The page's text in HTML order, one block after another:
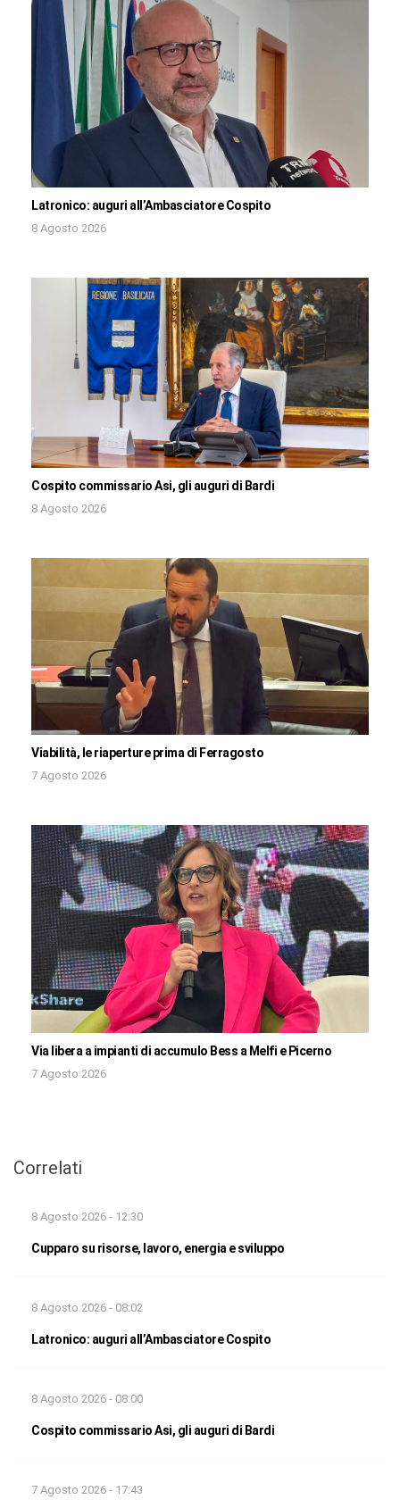
Latronico: auguri all’Ambasciatore Cospito
8 Agosto 2026
Cospito commissario Asi, gli auguri di Bardi
8 Agosto 2026
Viabilità, le riaperture prima di Ferragosto
7 Agosto 2026
Via libera a impianti di accumulo Bess a Melfi e Picerno
7 Agosto 2026
Correlati
8 Agosto 2026 - 12:30
Cupparo su risorse, lavoro, energia e sviluppo
8 Agosto 2026 - 08:02
Latronico: auguri all’Ambasciatore Cospito
8 Agosto 2026 - 08:00
Cospito commissario Asi, gli auguri di Bardi
7 Agosto 2026 - 17:43